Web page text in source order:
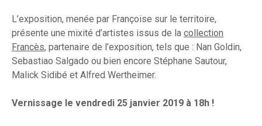
L’exposition, menée par Françoise sur le territoire,
présente une mixité d’artistes issus de la collection
Francès, partenaire de l’exposition, tels que : Nan Goldin,
Sebastiao Salgado ou bien encore Stéphane Sautour,
Malick Sidibé et Alfred Wertheimer.
Vernissage le vendredi 25 janvier 2019 à 18h !